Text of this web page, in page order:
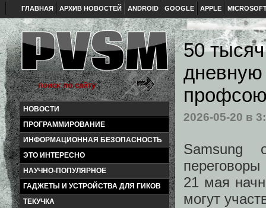
ГЛАВНАЯ АРХИВ НОВОСТЕЙ ANDROID GOOGLE APPLE
НОВОСТИ
ПРОГРАММИРОВАНИЕ
ИНФОРМАЦИОННАЯ БЕЗОПАСНОСТЬ
ЭТО ИНТЕРЕСНО
НАУЧНО-ПОПУЛЯРНОЕ
ГАДЖЕТЫ И УСТРОЙСТВА ДЛЯ ГИКОВ
ТЕКУЧКА
50
дневную
2026-05-20 в
Samsung
21 мая
могут